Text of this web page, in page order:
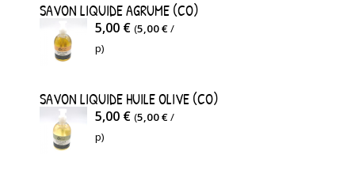
SAVON LIQUIDE AGRUME (CO)
5,00 € (5,00 €/
p)
SAVON LIQUIDE HUILE OLIVE (CO)
5,00 € (5,00 €/
p)